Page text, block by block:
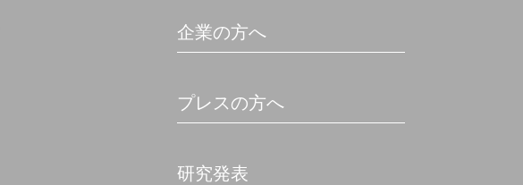
企業の方へ
プレスの方へ
研究発表